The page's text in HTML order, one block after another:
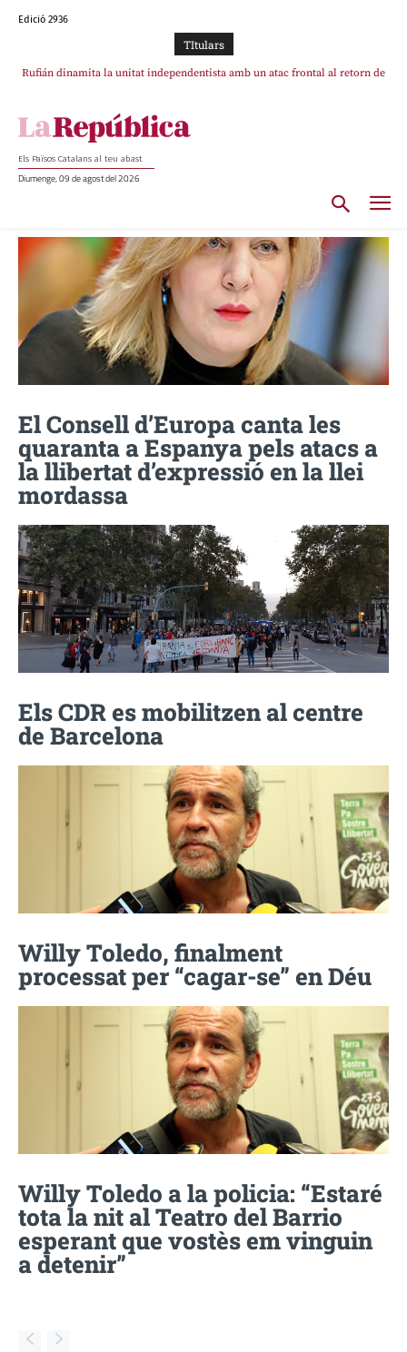
Edició 2936
TItulars
Rufián dinamita la unitat independentista amb un atac frontal al retorn de
Els Països Catalans al teu abast
Diumenge, 09 de agost del 2026
El Consell d’Europa canta les
quaranta a Espanya pels atacs a
la llibertat d’expressió en la llei
mordassa
Els CDR es mobilitzen al centre
de Barcelona
Willy Toledo, finalment
processat per “cagar-se” en Déu
Willy Toledo a la policia: “Estaré
tota la nit al Teatro del Barrio
esperant que vostès em vinguin
a detenir”